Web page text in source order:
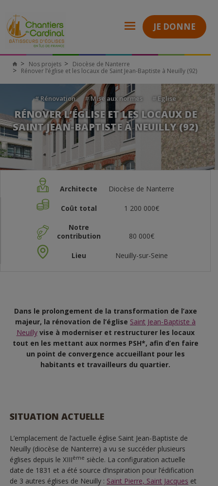
JE DONNE
Nos projets
Diocèse de Nanterre
Rénover l’église et les locaux de Saint Jean-Baptiste à Neuilly (92)
#Rénovation #Mise aux normes #Eglise
RÉNOVER L’ÉGLISE ET LES LOCAUX DE
SAINT JEAN-BAPTISTE À NEUILLY (92)
Architecte Diocèse de Nanterre
Coût total 1 200 000€
Notre
contribution
80 000€
Lieu Neuilly-sur-Seine
Dans le prolongement de la transformation de l’axe
majeur, la rénovation de l’église Saint Jean-Baptiste à
Neuillyvise à moderniser et restructurer les locaux
tout en les mettant aux normes PSH*, afin d’en faire
un point de convergence accueillant pour les
habitants et travailleurs du quartier.
SITUATION ACTUELLE
L’emplacement de l’actuelle église Saint Jean-Baptiste de
Neuilly (diocèse de Nanterre) a vu se succéder plusieurs
églises depuis le XIIIème siècle. La configuration actuelle
date de 1831 et a été source d’inspiration pour l’édification
de 3 autres églises de Neuilly : Saint Pierre, Saint Jacques et